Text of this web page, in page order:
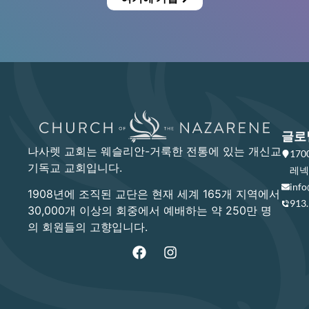
나사렛 교회는 웨슬리안-거룩한 전통에 있는 개신교
기독교 교회입니다.
1908년에 조직된 교단은 현재 세계 165개 지역에서
30,000개 이상의 회중에서 예배하는 약 250만 명
의 회원들의 고향입니다.
글로
레